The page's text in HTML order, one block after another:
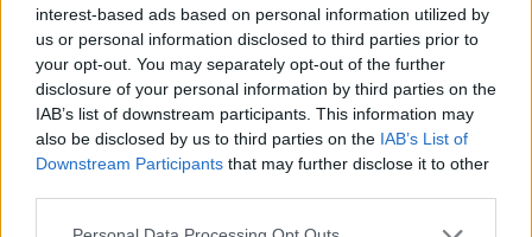
interest-based ads based on personal information utilized by
us or personal information disclosed to third parties prior to
your opt-out. You may separately opt-out of the further
disclosure of your personal information by third parties on the
IAB’s list of downstream participants. This information may
also be disclosed by us to third parties on the IAB’s List of
Downstream Participants that may further disclose it to other
Please note that this website/app uses one or more Google